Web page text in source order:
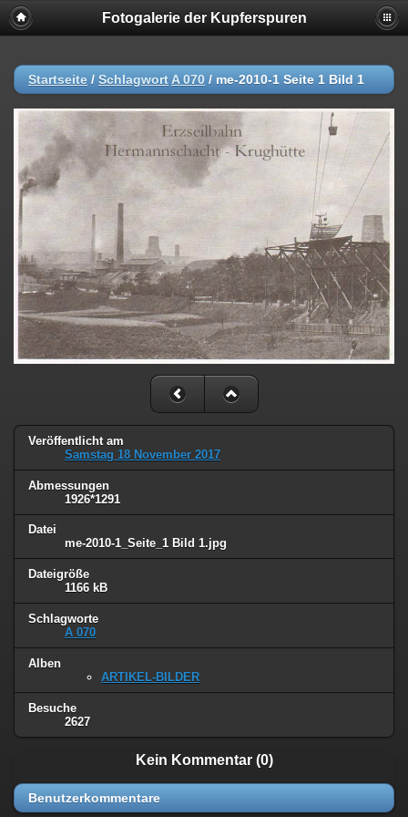
Fotogalerie der Kupferspuren
Startseite / Schlagwort A 070 / me-2010-1 Seite 1 Bild 1
Veröffentlicht am
Samstag 18 November 2017
Abmessungen
1926*1291
Datei
me-2010-1_Seite_1 Bild 1.jpg
Dateigröße
1166 kB
Schlagworte
A 070
Alben
ARTIKEL-BILDER
Besuche
2627
Kein Kommentar (0)
Benutzerkommentare